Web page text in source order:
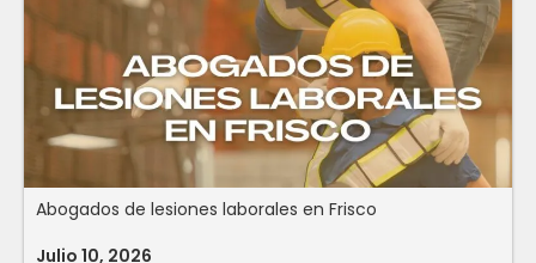
Abogados de lesiones laborales en Frisco
Julio 10, 2026